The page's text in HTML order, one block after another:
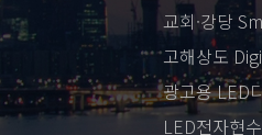
교회·강당
고해상도
광고용 LED
LED전자현